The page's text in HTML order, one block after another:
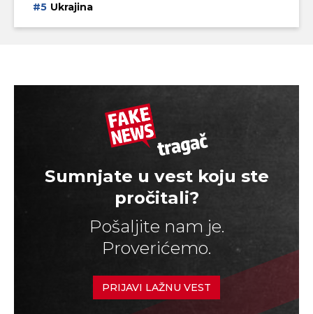
Ukrajina
Sumnjate u vest koju ste
pročitali?
Pošaljite nam je.
Proverićemo.
PRIJAVI LAŽNU VEST